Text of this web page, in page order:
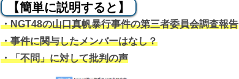
【簡単に説明すると】
・NGT48の山口真帆暴行事件の第三者委員会調査報告
・事件に関与したメンバーはなし？
・「不問」に対して批判の声